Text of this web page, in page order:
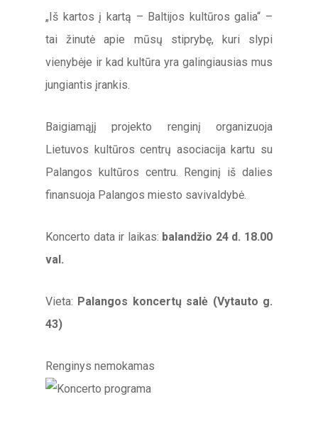
„Iš kartos į kartą – Baltijos kultūros galia“ –
tai žinutė apie mūsų stiprybę, kuri slypi
vienybėje ir kad kultūra yra galingiausias mus
jungiantis įrankis.
Baigiamąjį projekto renginį organizuoja
Lietuvos kultūros centrų asociacija kartu su
Palangos kultūros centru. Renginį iš dalies
finansuoja Palangos miesto savivaldybė.
Koncerto data ir laikas: balandžio 24 d. 18.00
val.
Vieta: Palangos koncertų salė (Vytauto g.
43)
Renginys nemokamas